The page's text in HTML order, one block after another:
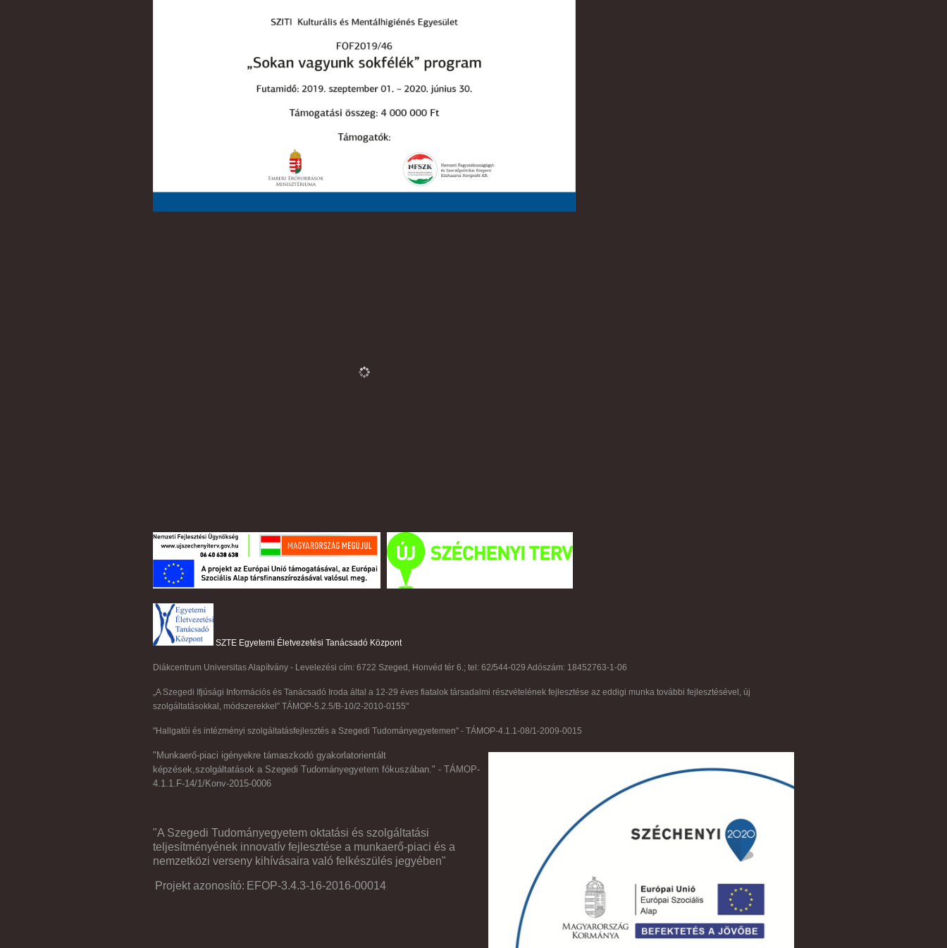
SZTE Egyetemi Életvezetési Tanácsadó Központ
Diákcentrum Universitas Alapítvány - Levelezési cím: 6722 Szeged, Honvéd tér 6.; tel: 62/544-029 Adószám: 18452763-1-06
„A Szegedi Ifjúsági Információs és Tanácsadó Iroda által a 12-29 éves fiatalok társadalmi részvételének fejlesztése az eddigi munka további fejlesztésével, új
szolgáltatásokkal, módszerekkel” TÁMOP-5.2.5/B-10/2-2010-0155"
"Hallgatói és intézményi szolgáltatásfejlesztés a Szegedi Tudományegyetemen" - TÁMOP-4.1.1-08/1-2009-0015
"Munkaerő-piaci igényekre támaszkodó gyakorlatorientált
képzések,szolgáltatások a Szegedi Tudományegyetem fókuszában." - TÁMOP-
4.1.1.F-14/1/Konv-2015-0006
"A Szegedi Tudományegyetem oktatási és szolgáltatási
teljesítményének innovatív fejlesztése a munkaerő-piaci és a
nemzetközi verseny kihívásaira való felkészülés jegyében"
Projekt azonosító: EFOP-3.4.3-16-2016-00014